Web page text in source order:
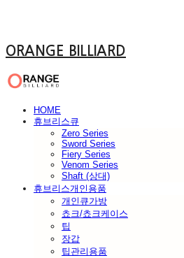
ORANGE BILLIARD
HOME
휴브리스큐
Zero Series
Sword Series
Fiery Series
Venom Series
Shaft (상대)
휴브리스개인용품
개인큐가방
쵸크/쵸크케이스
팁
장갑
팁관리용품